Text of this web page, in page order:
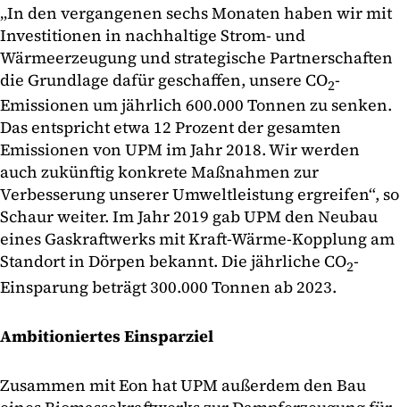
„In den vergangenen sechs Monaten haben wir mit
Investitionen in nachhaltige Strom- und
Wärmeerzeugung und strategische Partnerschaften
die Grundlage dafür geschaffen, unsere CO2-
Emissionen um jährlich 600.000 Tonnen zu senken.
Das entspricht etwa 12 Prozent der gesamten
Emissionen von UPM im Jahr 2018. Wir werden
auch zukünftig konkrete Maßnahmen zur
Verbesserung unserer Umweltleistung ergreifen“, so
Schaur weiter. Im Jahr 2019 gab UPM den Neubau
eines Gaskraftwerks mit Kraft-Wärme-Kopplung am
Standort in Dörpen bekannt. Die jährliche CO2-
Einsparung beträgt 300.000 Tonnen ab 2023.
Ambitioniertes Einsparziel
Zusammen mit Eon hat UPM außerdem den Bau